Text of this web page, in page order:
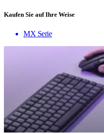
Kaufen Sie auf Ihre Weise
MX Serie